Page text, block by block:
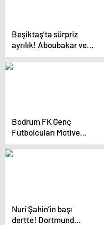
Beşiktaş’ta sürpriz
ayrılık! Aboubakar ve
Chamberlain’in gitmesi
beklenirken genç yıldız
Bodrum FK Genç
Futbolcuları Motive
Olduklarını Söyledi
Nuri Şahin’in başı
dertte! Dortmund